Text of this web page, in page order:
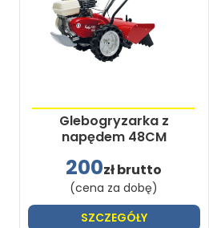
Glebogryzarka z
napędem 48CM
200zł brutto
(cena za dobę)
SZCZEGÓŁY